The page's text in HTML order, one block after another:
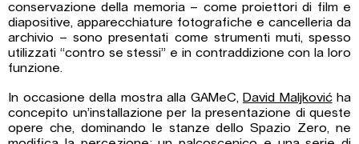
conservazione della memoria – come proiettori di film e
diapositive, apparecchiature fotografiche e cancelleria da
archivio – sono presentati come strumenti muti, spesso
utilizzati “contro se stessi” e in contraddizione con la loro
funzione.
In occasione della mostra alla GAMeC, David Maljkovićha
concepito un’installazione per la presentazione di queste
opere che, dominando le stanze dello Spazio Zero, ne